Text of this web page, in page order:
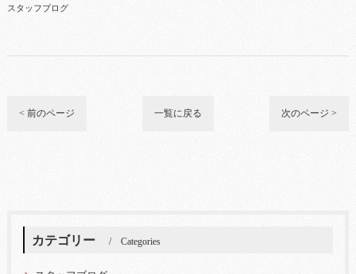
スタッフブログ
< 前のページ 一覧に戻る 次のページ >
カテゴリー Categories